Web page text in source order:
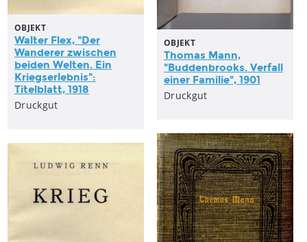
OBJEKT
Walter Flex, "Der
Wanderer zwischen
beiden Welten. Ein
Kriegserlebnis":
Titelblatt, 1918
Druckgut
OBJEKT
Thomas Mann,
"Buddenbrooks. Verfall
einer Familie", 1901
Druckgut